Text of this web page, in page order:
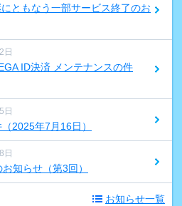
ともなう一部サービス終了のお
日
ID決済 メンテナンスの件
日
2025年7月16日）
日
知らせ（第3回）
お知らせ一覧